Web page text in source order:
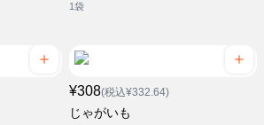
1袋
¥308(税込¥332.64)
じゃがいも